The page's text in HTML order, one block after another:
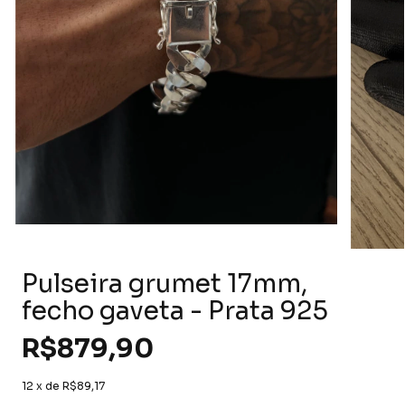
Pulseira grumet 17mm,
fecho gaveta - Prata 925
R$879,90
12 x de R$89,17